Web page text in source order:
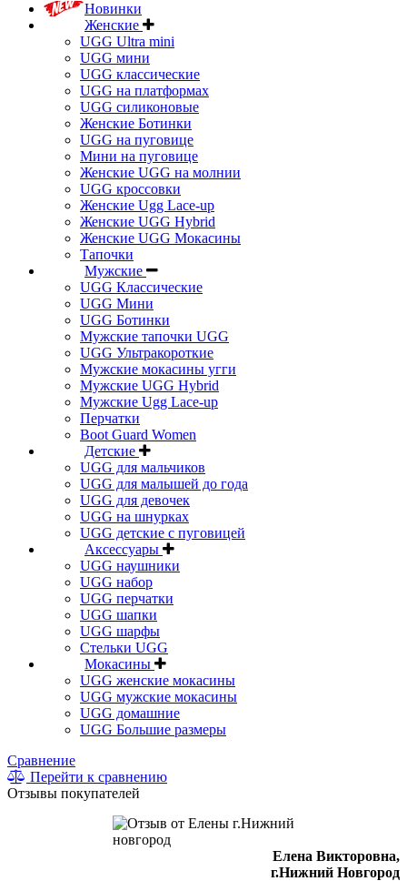
Новинки
Женские
UGG Ultra mini
UGG мини
UGG классические
UGG на платформах
UGG силиконовые
Женские Ботинки
UGG на пуговице
Мини на пуговице
Женские UGG на молнии
UGG кроссовки
Женские Ugg Lace-up
Женские UGG Hybrid
Женские UGG Мокасины
Тапочки
Мужские
UGG Классические
UGG Мини
UGG Ботинки
Мужские тапочки UGG
UGG Ультракороткие
Мужские мокасины угги
Мужские UGG Hybrid
Мужские Ugg Lace-up
Перчатки
Boot Guard Women
Детские
UGG для мальчиков
UGG для малышей до года
UGG для девочек
UGG на шнурках
UGG детские с пуговицей
Аксессуары
UGG наушники
UGG набор
UGG перчатки
UGG шапки
UGG шарфы
Стельки UGG
Мокасины
UGG женские мокасины
UGG мужские мокасины
UGG домашние
UGG Большие размеры
Сравнение
Перейти к сравнению
Отзывы покупателей
Елена Викторовна,
г.Нижний Новгород